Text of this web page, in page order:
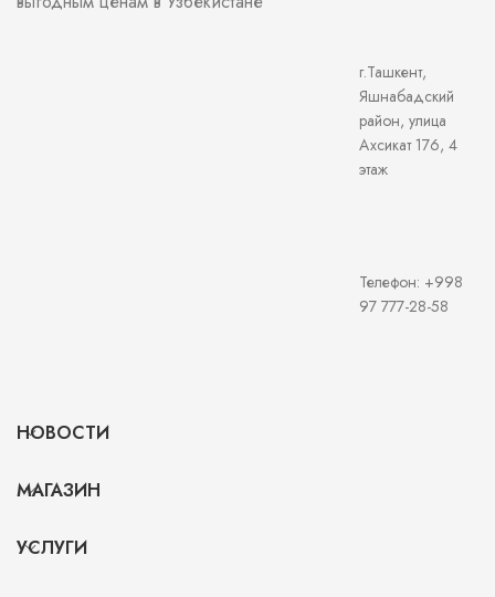
г.Ташкент,
Яшнабадский
район, улица
Ахсикат 176, 4
этаж
Телефон: +998
97 777-28-58
НОВОСТИ
МАГАЗИН
УСЛУГИ